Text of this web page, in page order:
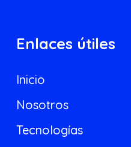
Enlaces útiles
Inicio
Nosotros
Tecnologías